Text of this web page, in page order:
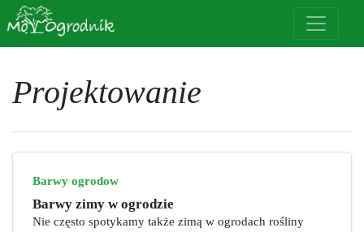
Projektowanie
Barwy ogrodow
Barwy zimy w ogrodzie
Nie często spotykamy także zimą w ogrodach rośliny